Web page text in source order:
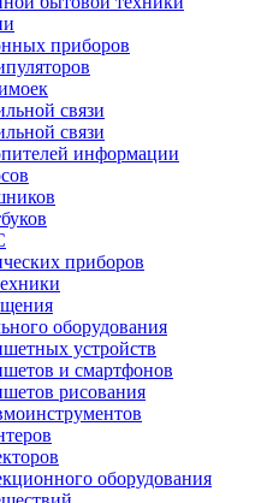
приборов
связи
связи
информации
приборов
оборудования
устройств
и смартфонов
рисования
оборудования